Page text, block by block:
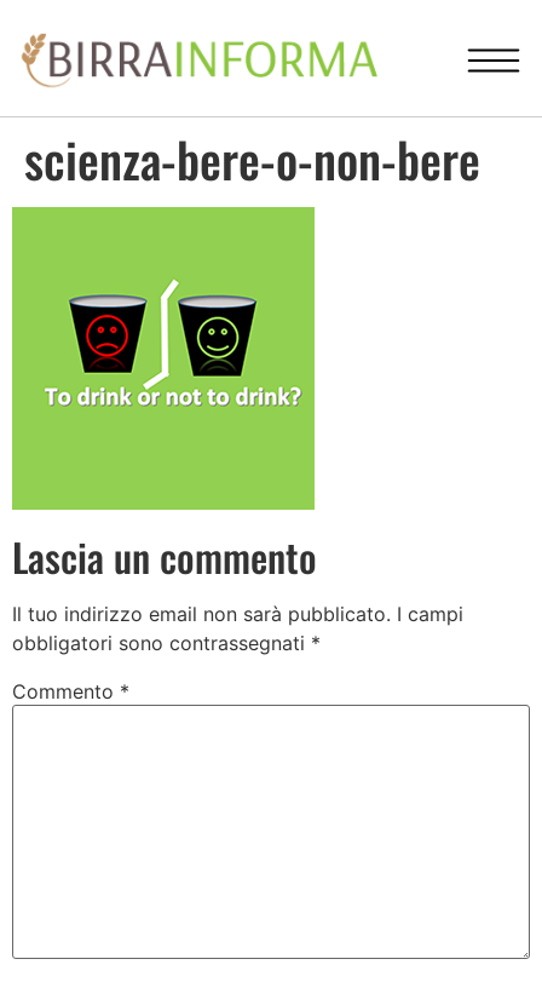
scienza-bere-o-non-bere
Lascia un commento
Il tuo indirizzo email non sarà pubblicato. I campi
obbligatori sono contrassegnati *
Commento *